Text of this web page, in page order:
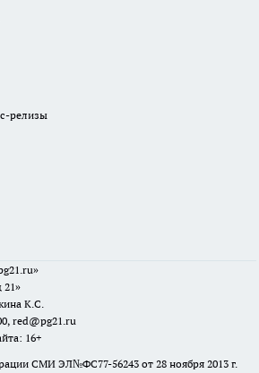
релизы
21»
К.С.
red@pg21.ru
16+
СМИ ЭЛ№ФС77-56243 от 28 ноября 2013 г.